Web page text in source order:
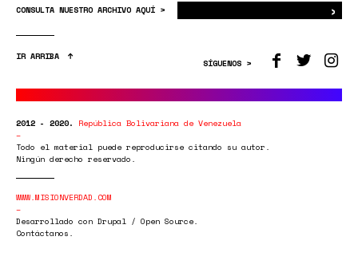
CONSULTA NUESTRO ARCHIVO AQUÍ > ›
IR ARRIBA
SÍGUENOS >
2012 - 2020. República Bolivariana de Venezuela
Todo el material puede reproducirse citando su autor.
Ningún derecho reservado.
WWW.MISIONVERDAD.COM
Desarrollado con Drupal / Open Source.
Contáctanos.